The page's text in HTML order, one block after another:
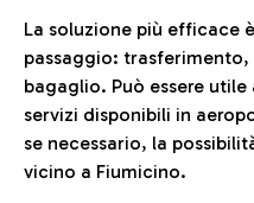
La soluzione più efficace
passaggio:
bagaglio. Può essere
servizi disponibili in
se necessario, la
vicino a Fiumicino.